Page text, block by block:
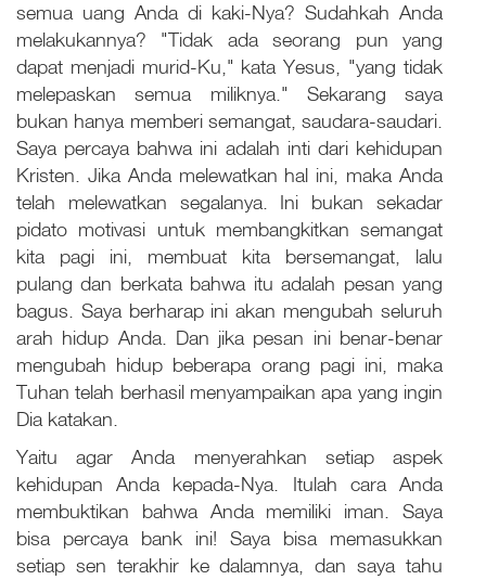
semua uang Anda di kaki-Nya? Sudahkah Anda
melakukannya? "Tidak ada seorang pun yang
dapat menjadi murid-Ku," kata Yesus, "yang tidak
melepaskan semua miliknya." Sekarang saya
bukan hanya memberi semangat, saudara-saudari.
Saya percaya bahwa ini adalah inti dari kehidupan
Kristen. Jika Anda melewatkan hal ini, maka Anda
telah melewatkan segalanya. Ini bukan sekadar
pidato motivasi untuk membangkitkan semangat
kita pagi ini, membuat kita bersemangat, lalu
pulang dan berkata bahwa itu adalah pesan yang
bagus. Saya berharap ini akan mengubah seluruh
arah hidup Anda. Dan jika pesan ini benar-benar
mengubah hidup beberapa orang pagi ini, maka
Tuhan telah berhasil menyampaikan apa yang ingin
Dia katakan.
Yaitu agar Anda menyerahkan setiap aspek
kehidupan Anda kepada-Nya. Itulah cara Anda
membuktikan bahwa Anda memiliki iman. Saya
bisa percaya bank ini! Saya bisa memasukkan
setiap sen terakhir ke dalamnya, dan saya tahu